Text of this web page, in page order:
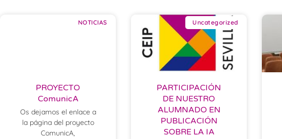
NOTICIAS
PROYECTO
ComunicA
Os dejamos el enlace a
la página del proyecto
ComunicA,
Uncategorized
PARTICIPACIÓN
DE NUESTRO
ALUMNADO EN
PUBLICACIÓN
SOBRE LA IA